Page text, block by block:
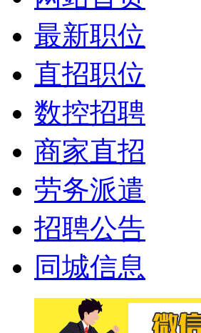
最新职位
直招职位
数控招聘
商家直招
劳务派遣
招聘公告
同城信息